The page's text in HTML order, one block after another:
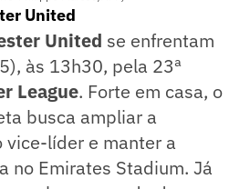
United
United se enfrentam
às 13h30, pela 23ª
League. Forte em casa, o
busca ampliar a
vice-líder e manter a
no Emirates Stadium. Já